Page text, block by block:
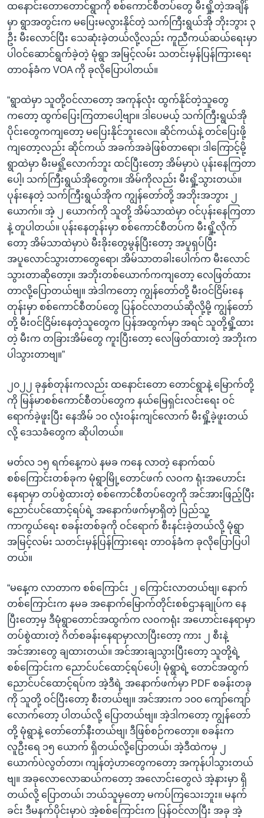
ထနောင်းတောတောင်ရွာကို စစ်ကောင်စီတပ်တွေ မီးရှို့တဲ့အချိန်
မှာ ရွာအတွင်းက မပြေးမလွားနိုင်တဲ့ သက်ကြီးရွယ်အို ဘိုးဘွား ၃
ဦး မီးလောင်ပြီး သေဆုံးခဲ့တယ်လို့လည်း ကူညီကယ်ဆယ်ရေးမှာ
ပါဝင်ဆောင်ရွက်ခဲ့တဲ့ မုံရွာ အမြင့်လမ်း သတင်းမှန်ပြန်ကြားရေး
တာဝန်ခံက VOA ကို ခုလိုပြောပါတယ်။
“ရွာထဲမှာ သူတို့ဝင်လာတော့ အကုန်လုံး ထွက်နိုင်တဲ့သူတွေ
ကတော့ ထွက်ပြေးကြတာပေါ့ဗျာ။ ဒါပေမယ့် သက်ကြီးရွယ်အို
ပိုင်းတွေကကျတော့ မပြေးနိုင်ဘူးလေ။ ဆိုင်ကယ်နဲ့ တင်ပြေးဖို့
ကျတော့လည်း ဆိုင်ကယ် အခက်အခဲဖြစ်တာရော၊ ဒါကြောင့်မို့
ရွာထဲမှာ မီးမရှို့လောက်ဘူး ထင်ပြီးတော့ အိမ်မှာပဲ ပုန်းနေကြတာ
ပေါ့၊ သက်ကြီးရွယ်အိုတွေက။ အိမ်ကိုလည်း မီးရှို့သွားတယ်။
ပုန်းနေတဲ့ သက်ကြီးရွယ်အိုက ကျွန်တော်တို့ အဘိုးအဘွား ၂
ယောက်။ အဲ့ ၂ ယောက်ကို သူတို့ အိမ်သာထဲမှာ ဝင်ပုန်းနေကြတာ
နဲ့ တူပါတယ်။ ပုန်းနေတုန်းမှာ စစ်ကောင်စီတပ်က မီးရှို့လိုက်
တော့ အိမ်သာထဲမှာပဲ မီးခိုးတွေမွန်ပြီးတော့ အပူရှပ်ပြီး
အပူလောင်သွားတာတွေရော၊ အိမ်သာတခါးပေါက်က မီးလောင်
သွားတာဆိုတော့။ အဘိုးတစ်ယောက်ကကျတော့ လေဖြတ်ထား
တာလို့ပြောတယ်ဗျ။ အဲဒါကတော့ ကျွန်တော်တို့ မီးဝင်ငြိမ်းနေ
တုန်းမှာ စစ်ကောင်စီတပ်တွေ ပြန်ဝင်လာတယ်ဆိုလို့မို့ ကျွန်တော်
တို့ မီးဝင်ငြိမ်းနေတဲ့သူတွေက ပြန်အထွက်မှာ အရင် သူတို့ရှို့ထား
တဲ့ မီးက တခြားအိမ်တွေ ကူးပြီးတော့ လေဖြတ်ထားတဲ့ အဘိုးက
ပါသွားတာဗျ။”
၂၀၂၂ ခုနှစ်တုန်းကလည်း ထနောင်းတော တောင်ရွာနဲ့ မြောက်တို့
ကို မြန်မာစစ်ကောင်စီတပ်တွေက နယ်မြေရှင်းလင်းရေး ဝင်
ရောက်ခဲ့ဖူးပြီး နေအိမ် ၁၀ လုံးဝန်းကျင်လောက် မီးရှို့ခဲ့ဖူးတယ်
လို့ ဒေသခံတွေက ဆိုပါတယ်။
မတ်လ ၁၅ ရက်နေ့ကပဲ နမခ ကနေ လာတဲ့ နောက်ထပ်
စစ်ကြောင်းတစ်ခုက မုံရွာမြို့တောင်ဖက် လဝက ရုံးအဟောင်း
နေရာမှာ တပ်စွဲထားတဲ့ စစ်ကောင်စီတပ်တွေကို အင်အားဖြည့်ပြီး
ညောင်ပင်ထောင့်ရပ်ရဲ့ အနောက်ဖက်မှာရှိတဲ့ ပြည်သူ့
ကာကွယ်ရေး စခန်းတစ်ခုကို ဝင်ရောက် စီးနင်းခဲ့တယ်လို့ မုံရွာ
အမြင့်လမ်း သတင်းမှန်ပြန်ကြားရေး တာဝန်ခံက ခုလိုပြောပြပါ
တယ်။
“မနေ့က လာတာက စစ်ကြောင်း ၂ ကြောင်းလာတယ်ဗျ၊ နောက်
တစ်ကြောင်းက နမခ အနောက်မြောက်တိုင်းစစ်ဌာနချုပ်က နေ
ပြီးတော့မှ ဒီမုံရွာတောင်အထွက်က လဝကရုံး အဟောင်းနေရာမှာ
တပ်စွဲထားတဲ့ ဂိတ်စခန်းနေရာမှာလာပြီးတော့ ကား ၂ စီးနဲ့
အင်အားတွေ ချထားတယ်။ အင်အားချသွားပြီးတော့ သူတို့ရဲ့
စစ်ကြောင်းက ညောင်ပင်ထောင့်ရပ်ပေါ့၊ မုံရွာရဲ့ တောင်အထွက်
ညောင်ပင်ထောင့်ရပ်က အဲ့ဒီရဲ့ အနောက်ဖက်မှာ PDF စခန်းတခု
ကို သူတို့ ဝင်ပြီးတော့ စီးတယ်ဗျ။ အင်အားက ၁၀၀ ကျော်ကျော်
လောက်တော့ ပါတယ်လို့ ပြောတယ်ဗျ။ အဲ့ဒါကတော့ ကျွန်တော်
တို့ မုံရွာနဲ့ တော်တော်နီးတယ်ဗျ၊ ဒီဖြစ်စဉ်ကတော့။ စခန်းက
လူဦးရေ ၁၅ ယောက် ရှိတယ်လို့ပြောတယ်၊ အဲ့ဒီထဲကမှ ၂
ယောက်ပဲလွတ်တာ၊ ကျန်တဲ့ဟာတွေကတော့ အကုန်ပါသွားတယ်
ဗျ။ အခုလောလောဆယ်ကတော့ အလောင်းတွေလဲ အဲ့နားမှာ ရှိ
တယ်လို့ ပြောတယ်၊ ဘယ်သူမှတော့ မကပ်ကြသေးဘူး။ မနက်
ခင်း ဒီမနက်ပိုင်းမှာပဲ အဲ့စစ်ကြောင်းက ပြန်ဝင်လာပြီး အခု အဲ့